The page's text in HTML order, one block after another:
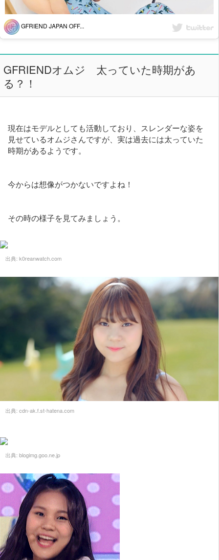
GFRIEND JAPAN OFF...
GFRIENDオムジ 太っていた時期があ
る？！
現在はモデルとしても活動しており、スレンダーな姿を
見せているオムジさんですが、実は過去には太っていた
時期があるようです。
今からは想像がつかないですよね！
その時の様子を見てみましょう。
出典: k0reanwatch.com
出典: cdn-ak.f.st-hatena.com
出典: blogimg.goo.ne.jp